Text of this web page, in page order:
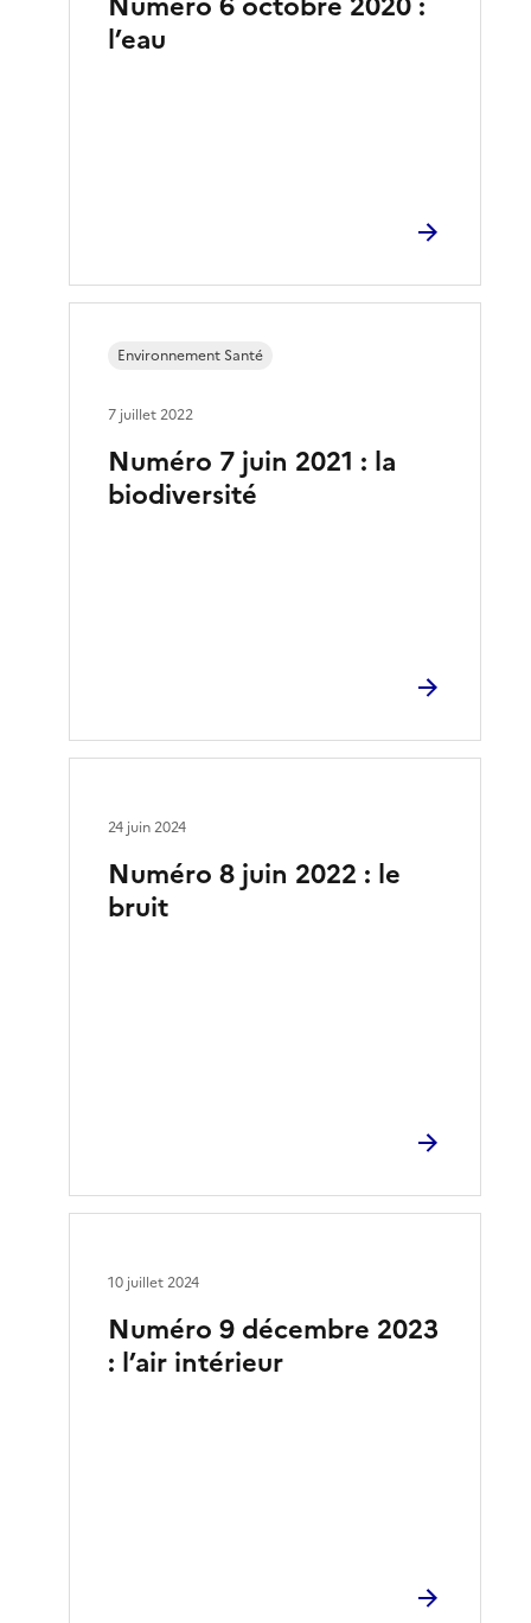
l’eau
Numéro 7 juin 2021 : la
biodiversité
Environnement Santé
7 juillet 2022
Numéro 8 juin 2022 : le
bruit
24 juin 2024
Numéro 9 décembre 2023
: l’air intérieur
10 juillet 2024